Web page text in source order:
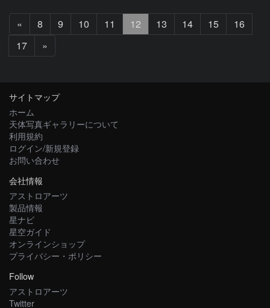
«
へ
8 9 10 11 12 13 14 15
16
17
»
へ
サイトマップ
ホーム
天体写真ギャラリーについて
利用規約
ログイン/新規登録
お問い合わせ
会社情報
アストロアーツ
製品情報
星ナビ
星空ガイド
オンラインショップ
プライバシー・ポリシー
Follow
アストロアーツ
Twitter